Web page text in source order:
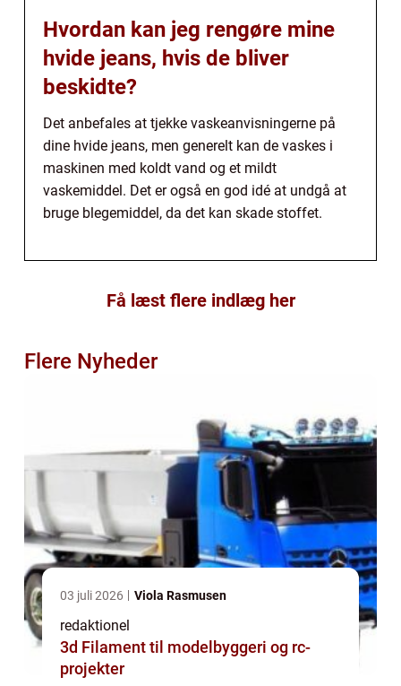
Hvordan kan jeg rengøre mine
hvide jeans, hvis de bliver
beskidte?
Det anbefales at tjekke vaskeanvisningerne på
dine hvide jeans, men generelt kan de vaskes i
maskinen med koldt vand og et mildt
vaskemiddel. Det er også en god idé at undgå at
bruge blegemiddel, da det kan skade stoffet.
Få læst flere indlæg her
Flere Nyheder
03 juli 2026 Viola Rasmusen
redaktionel
3d Filament til modelbyggeri og rc-
projekter